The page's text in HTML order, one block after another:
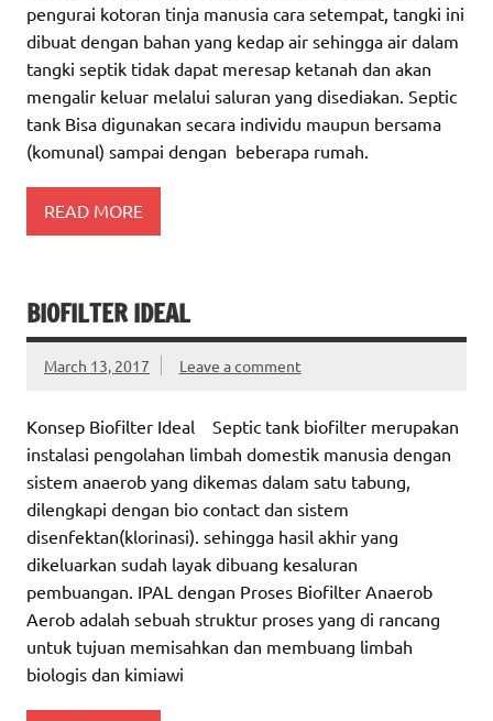
pengurai kotoran tinja manusia cara setempat, tangki ini
dibuat dengan bahan yang kedap air sehingga air dalam
tangki septik tidak dapat meresap ketanah dan akan
mengalir keluar melalui saluran yang disediakan. Septic
tank Bisa digunakan secara individu maupun bersama
(komunal) sampai dengan beberapa rumah.
READ MORE
BIOFILTER IDEAL
March 13, 2017 Leave a comment
Konsep Biofilter Ideal Septic tank biofilter merupakan
instalasi pengolahan limbah domestik manusia dengan
sistem anaerob yang dikemas dalam satu tabung,
dilengkapi dengan bio contact dan sistem
disenfektan(klorinasi). sehingga hasil akhir yang
dikeluarkan sudah layak dibuang kesaluran
pembuangan. IPAL dengan Proses Biofilter Anaerob
Aerob adalah sebuah struktur proses yang di rancang
untuk tujuan memisahkan dan membuang limbah
biologis dan kimiawi